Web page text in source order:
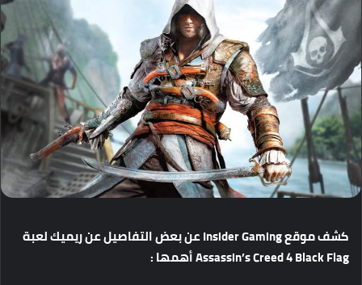
كشفموقع عنبعضالتفاصيلعنريميكلعبة
Assassin’s Creed 4 Black Flagأهمها: